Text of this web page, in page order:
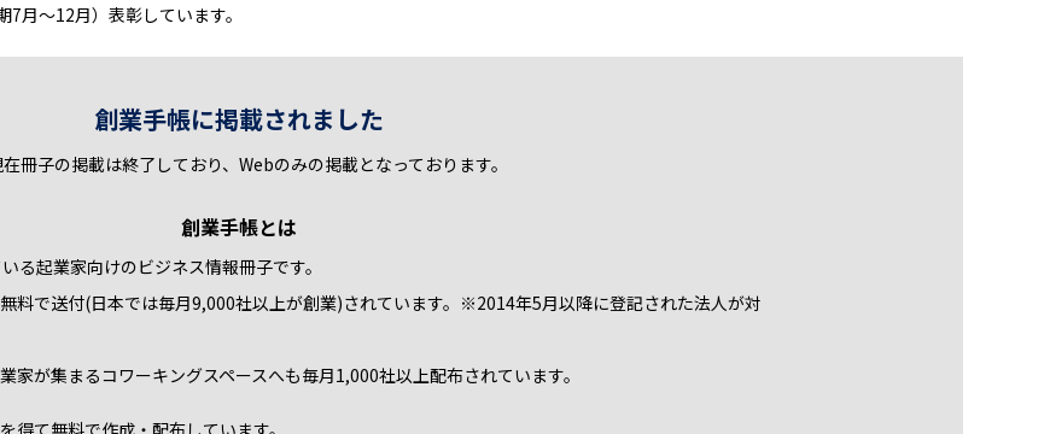
月～12月）表彰しています。
創業手帳に掲載されました
冊子の掲載は終了しており、Webのみの掲載となっております。
創業手帳とは
る起業家向けのビジネス情報冊子です。
料で送付(日本では毎月9,000社以上が創業)されています。※2014年5月以降に登記された法人が対
家が集まるコワーキングスペースへも毎月1,000社以上配布されています。
得て無料で作成・配布しています。